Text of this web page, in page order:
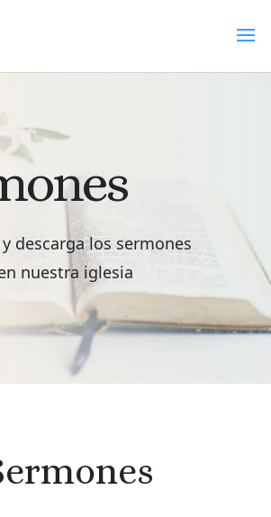
descarga los sermones
nuestra iglesia